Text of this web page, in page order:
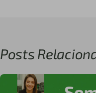
Posts